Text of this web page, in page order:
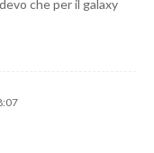
che per il galaxy